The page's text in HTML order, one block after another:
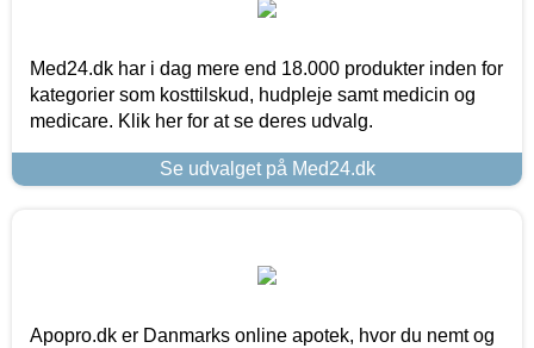
Med24.dk har i dag mere end 18.000 produkter inden for
kategorier som kosttilskud, hudpleje samt medicin og
medicare. Klik her for at se deres udvalg.
Se udvalget på Med24.dk
Apopro.dk er Danmarks online apotek, hvor du nemt og